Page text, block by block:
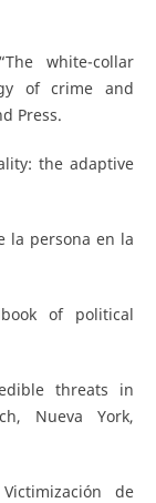
white-collar
of crime and
Press.
the adaptive
la persona en la
of political
threats in
Nueva York,
de